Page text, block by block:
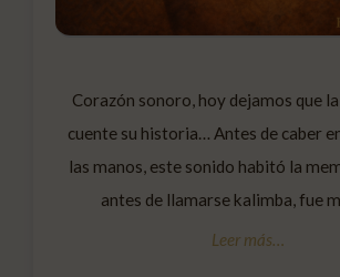
Corazón sonoro, hoy dejamos que
cuente su historia… Antes de caber
las manos, este sonido habitó la
antes de llamarse kalimba, fue
instrumento ancestral nacido en